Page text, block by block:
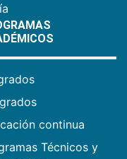
continua
Técnicos y